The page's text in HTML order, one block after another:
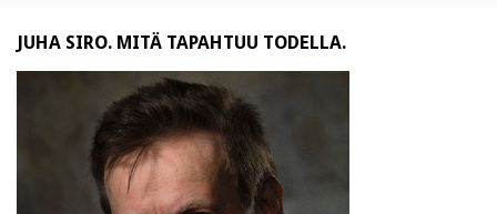
JUHA SIRO. MITÄ TAPAHTUU TODELLA.